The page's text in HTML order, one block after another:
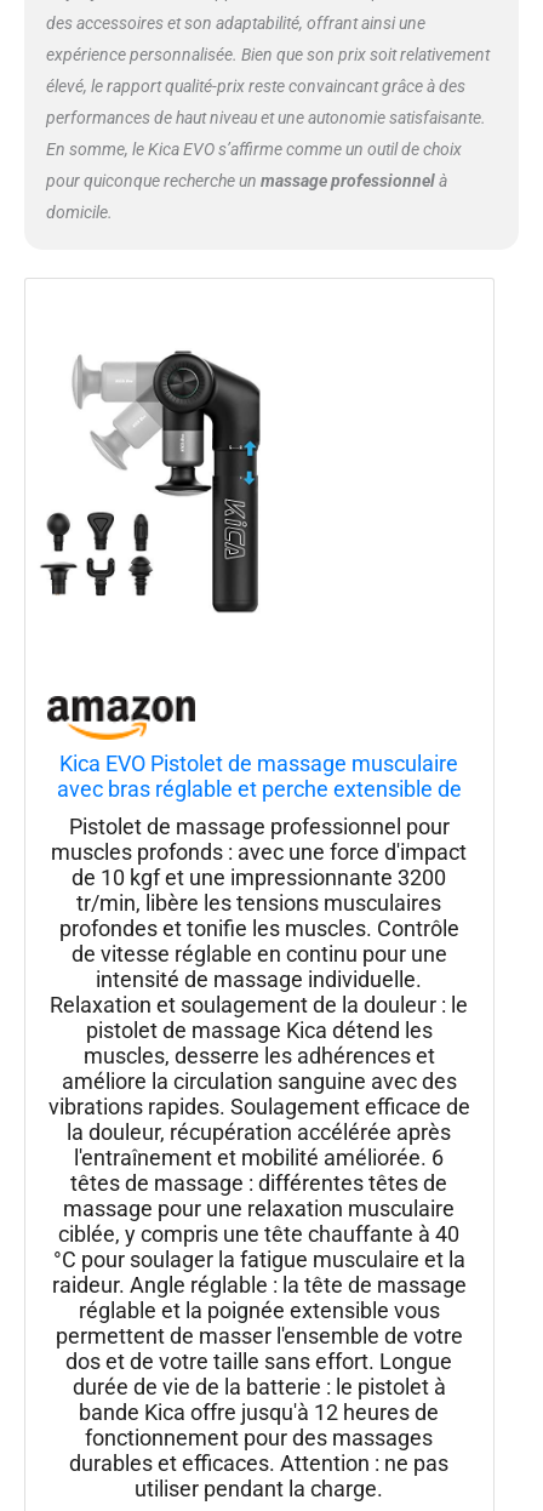
des accessoires et son adaptabilité, offrant ainsi une
expérience personnalisée. Bien que son prix soit relativement
élevé, le rapport qualité-prix reste convaincant grâce à des
performances de haut niveau et une autonomie satisfaisante.
En somme, le Kica EVO s’affirme comme un outil de choix
pour quiconque recherche un massage professionnelà
domicile.
Kica EVO Pistolet de massage musculaire
avec bras réglable et perche extensible de
32 cm pour massage professionnel des
tissus profonds du dos, masseur portable
portable pour soulager la douleur des
Pistolet de massage professionnel pour
muscles profonds : avec une force d'impact
de 10 kgf et une impressionnante 3200
tr/min, libère les tensions musculaires
profondes et tonifie les muscles. Contrôle
de vitesse réglable en continu pour une
intensité de massage individuelle.
Relaxation et soulagement de la douleur : le
pistolet de massage Kica détend les
muscles, desserre les adhérences et
améliore la circulation sanguine avec des
vibrations rapides. Soulagement efficace de
la douleur, récupération accélérée après
l'entraînement et mobilité améliorée. 6
têtes de massage : différentes têtes de
massage pour une relaxation musculaire
ciblée, y compris une tête chauffante à 40
°C pour soulager la fatigue musculaire et la
raideur. Angle réglable : la tête de massage
réglable et la poignée extensible vous
permettent de masser l'ensemble de votre
dos et de votre taille sans effort. Longue
durée de vie de la batterie : le pistolet à
bande Kica offre jusqu'à 12 heures de
fonctionnement pour des massages
durables et efficaces. Attention : ne pas
utiliser pendant la charge.